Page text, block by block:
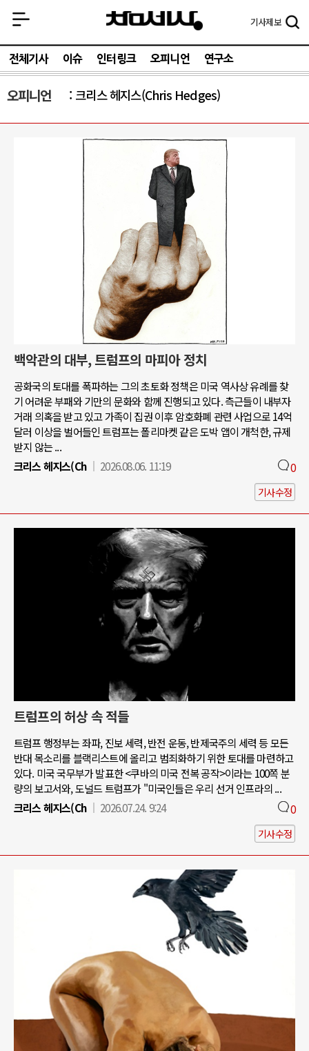
기사제보
전체기사 이슈 인터링크 오피니언 연구소
오피니언 크리스 헤지스(Chris Hedges)
백악관의 대부, 트럼프의 마피아 정치
공화국의 토대를 폭파하는 그의 초토화 정책은 미국 역사상 유례를 찾
기 어려운 부패와 기만의 문화와 함께 진행되고 있다. 측근들이 내부자
거래 의혹을 받고 있고 가족이 집권 이후 암호화폐 관련 사업으로 14억
달러 이상을 벌어들인 트럼프는 폴리마켓 같은 도박 앱이 개척한, 규제
받지 않는 ...
크리스 헤지스(Ch
2026.08.06. 11:19 0
기사수정
트럼프의 허상 속 적들
트럼프 행정부는 좌파, 진보 세력, 반전 운동, 반제국주의 세력 등 모든
반대 목소리를 블랙리스트에 올리고 범죄화하기 위한 토대를 마련하고
있다. 미국 국무부가 발표한 <쿠바의 미국 전복 공작>이라는 100쪽 분
량의 보고서와, 도널드 트럼프가 "미국인들은 우리 선거 인프라의 ...
크리스 헤지스(Ch
2026.07.24. 9:24 0
기사수정